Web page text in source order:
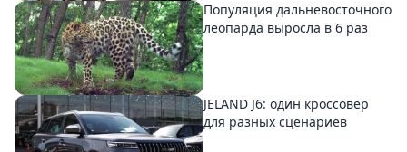
Популяция дальневосточного
леопарда выросла в 6 раз
JELAND J6: один кроссовер
для разных сценариев